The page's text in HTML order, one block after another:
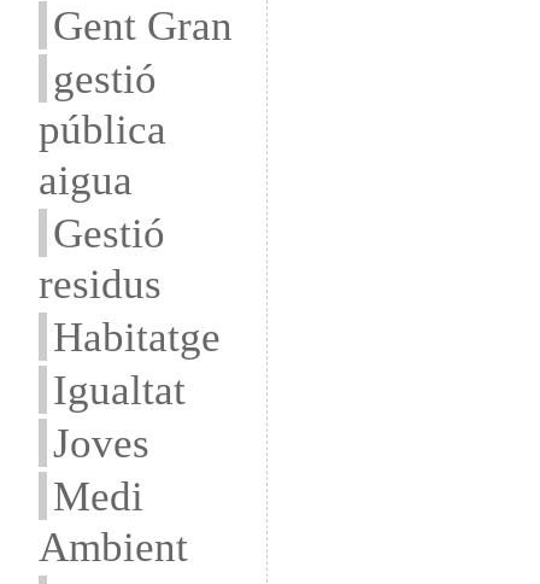
Gent Gran
gestió
pública
aigua
Gestió
residus
Habitatge
Igualtat
Joves
Medi
Ambient